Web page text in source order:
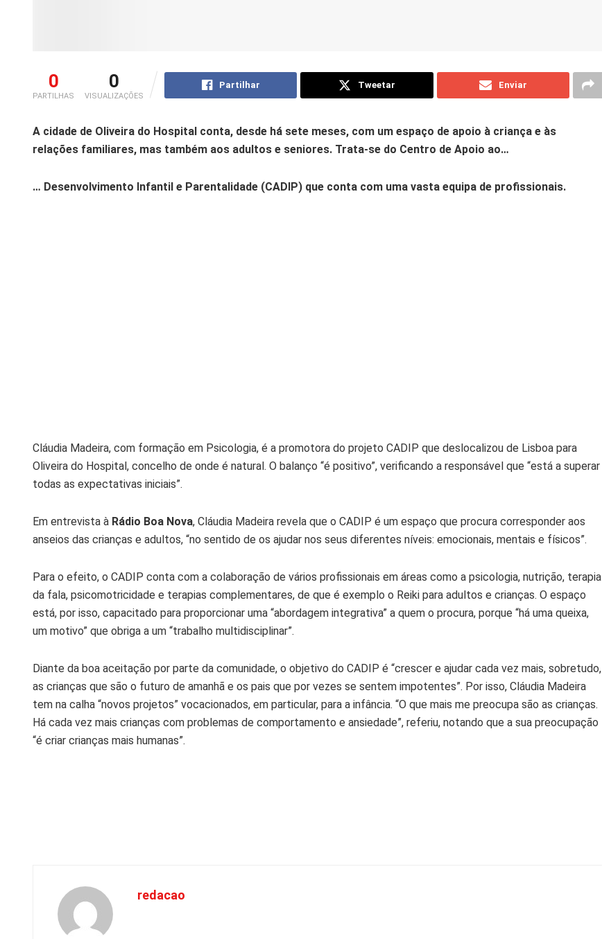
0
PARTILHAS
0
VISUALIZAÇÕES
Partilhar Tweetar Enviar
A cidade de Oliveira do Hospital conta, desde há sete meses, com um espaço de apoio à criança e às
relações familiares, mas também aos adultos e seniores. Trata-se do Centro de Apoio ao…
… Desenvolvimento Infantil e Parentalidade (CADIP) que conta com uma vasta equipa de profissionais.
Cláudia Madeira, com formação em Psicologia, é a promotora do projeto CADIP que deslocalizou de Lisboa para
Oliveira do Hospital, concelho de onde é natural. O balanço “é positivo”, verificando a responsável que “está a superar
todas as expectativas iniciais”.
Em entrevista à Rádio Boa Nova, Cláudia Madeira revela que o CADIP é um espaço que procura corresponder aos
anseios das crianças e adultos, “no sentido de os ajudar nos seus diferentes níveis: emocionais, mentais e físicos”.
Para o efeito, o CADIP conta com a colaboração de vários profissionais em áreas como a psicologia, nutrição, terapia
da fala, psicomotricidade e terapias complementares, de que é exemplo o Reiki para adultos e crianças. O espaço
está, por isso, capacitado para proporcionar uma “abordagem integrativa” a quem o procura, porque “há uma queixa,
um motivo” que obriga a um “trabalho multidisciplinar”.
Diante da boa aceitação por parte da comunidade, o objetivo do CADIP é “crescer e ajudar cada vez mais, sobretudo,
as crianças que são o futuro de amanhã e os pais que por vezes se sentem impotentes”. Por isso, Cláudia Madeira
tem na calha “novos projetos” vocacionados, em particular, para a infância. “O que mais me preocupa são as crianças.
Há cada vez mais crianças com problemas de comportamento e ansiedade”, referiu, notando que a sua preocupação
“é criar crianças mais humanas”.
redacao